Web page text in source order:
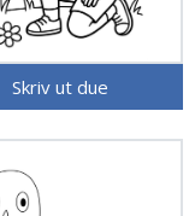
Skriv ut due